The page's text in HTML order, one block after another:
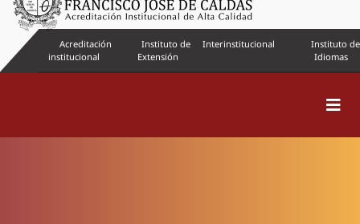
Acreditación
institucional
Instituto de
Extensión
Interinstitucional
Instituto de
Idiomas